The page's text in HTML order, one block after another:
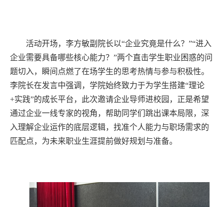
活动开场，李方敏副院长以“企业究竟是什么？”“进入
企业需要具备哪些核心能力？”两个直击学生职业困惑的问
题切入，瞬间点燃了在场学生的思考热情与参与积极性。
李院长在发言中强调，学院始终致力于为学生搭建“理论
+实践”的成长平台，此次邀请企业导师进校园，正是希望
通过企业一线专家的视角，帮助同学们跳出课本局限，深
入理解企业运作的底层逻辑，找准个人能力与职场需求的
匹配点，为未来职业生涯提前做好规划与准备。